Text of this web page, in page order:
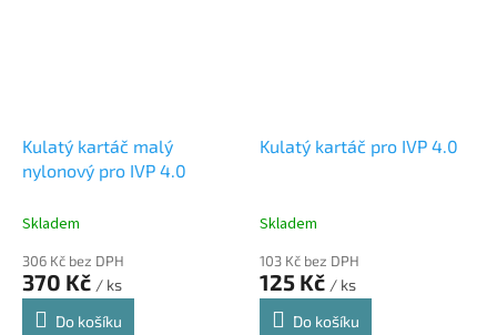
Kulatý kartáč malý
nylonový pro IVP 4.0
Skladem
306 Kč bez DPH
370 Kč / ks
Do košíku
Kulatý kartáč pro IVP 4.0
Skladem
103 Kč bez DPH
125 Kč / ks
Do košíku